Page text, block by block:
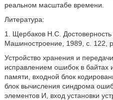
peaльном масштабе времени.
Литература:
1. Щербаков Н.С.
Машиностроение, 1989, с. 122,
Устройство хранения и
исправлением ошибок в
памяти, входной блок
блок вычисления синдрома
элементов И, вход установки